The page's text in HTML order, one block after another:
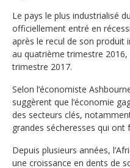
Le pays le plus industrialisé
officiellement entré en
après le recul de son produit
au quatrième trimestre
trimestre 2017.
Selon l‘économiste
suggèrent que l‘économie
des secteurs clés,
grandes sécheresses qui ont
Depuis plusieurs années,
une croissance en dents de